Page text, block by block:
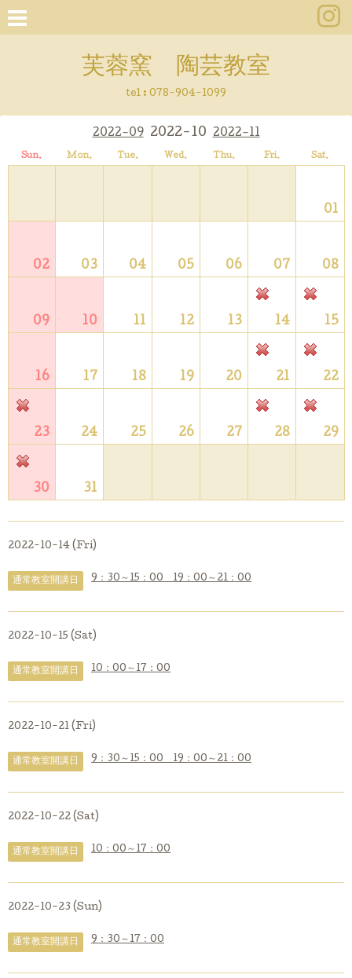
芙蓉窯 陶芸教室
tel : 078-904-1099
2022-092022-10 2022-11
Sun. Mon. Tue. Wed. Thu. Fri. Sat.
01
02 03 04 05 06 07 08
09 10 11 12 13 14 15
16 17 18 19 20 21 22
23 24 25 26 27 28 29
30 31
2022-10-14 (Fri)
通常教室開講日 9：30～15：00 19：00～21：00
2022-10-15 (Sat)
通常教室開講日 10：00～17：00
2022-10-21 (Fri)
通常教室開講日 9：30～15：00 19：00～21：00
2022-10-22 (Sat)
通常教室開講日 10：00～17：00
2022-10-23 (Sun)
通常教室開講日 9：30～17：00